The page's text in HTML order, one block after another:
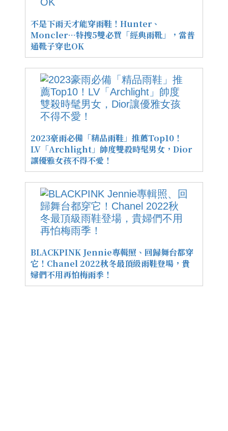
不是下雨天才能穿雨鞋！Hunter、
Moncler…特搜5雙必買「經典雨靴」，當普
通靴子穿也OK
2023豪雨必備「精品雨鞋」推薦Top10！
LV「Archlight」帥度雙殺時髦男女，Dior
讓優雅女孩不得不愛！
BLACKPINK Jennie專輯照、回歸舞台都穿
它！Chanel 2022秋冬最頂級雨鞋登場，貴
婦們不用再怕梅雨季！